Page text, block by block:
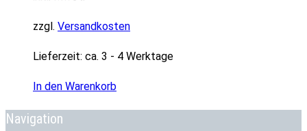
zzgl. Versandkosten
Lieferzeit: ca. 3 - 4 Werktage
In den Warenkorb
Navigation